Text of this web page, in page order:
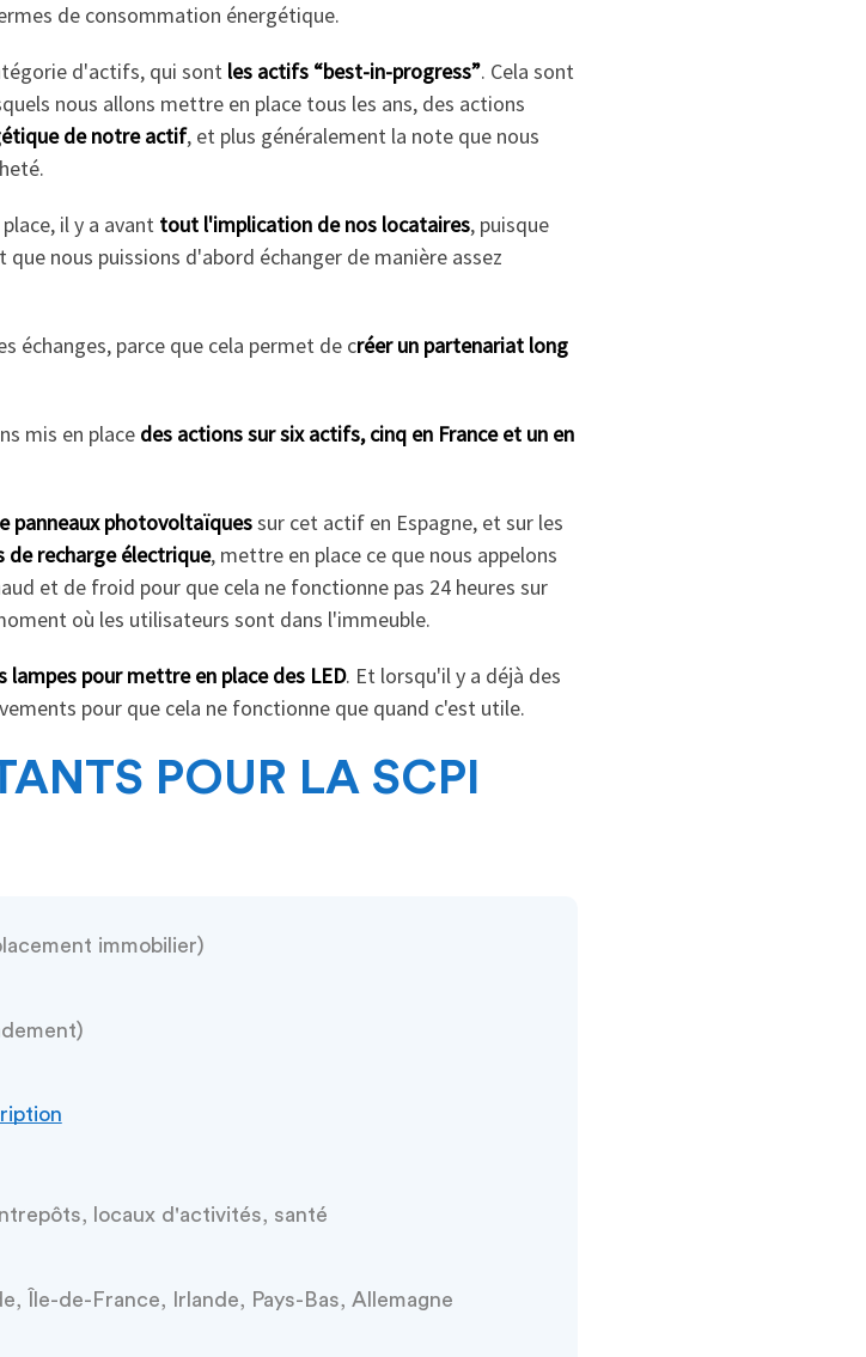
de consommation énergétique.
d'actifs, qui sont les actifs “best-in-progress”. Cela sont
nous allons mettre en place tous les ans, des actions
de notre actif, et plus généralement la note que nous
il y a avant tout l'implication de nos locataires, puisque
nous puissions d'abord échanger de manière assez
échanges, parce que cela permet de créer un partenariat long
mis en place des actions sur six actifs, cinq en France et un en
panneaux photovoltaïquessur cet actif en Espagne, et sur les
de recharge électrique, mettre en place ce que nous appelons
et de froid pour que cela ne fonctionne pas 24 heures sur
où les utilisateurs sont dans l'immeuble.
lampes pour mettre en place des LED. Et lorsqu'il y a déjà des
pour que cela ne fonctionne que quand c'est utile.
POUR LA SCPI
immobilier)
locaux d'activités, santé
Île-de-France, Irlande, Pays-Bas, Allemagne